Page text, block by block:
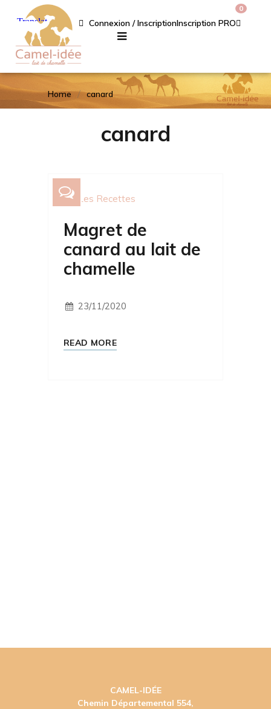
Connexion / InscriptionInscription PRO
0
Home canard
canard
Les Recettes
Magret de
canard au lait de
chamelle
23/11/2020
READ MORE
CAMEL-IDÉE
Chemin Départemental 554,